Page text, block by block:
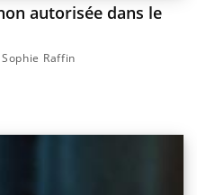
autorisée dans le
Raffin